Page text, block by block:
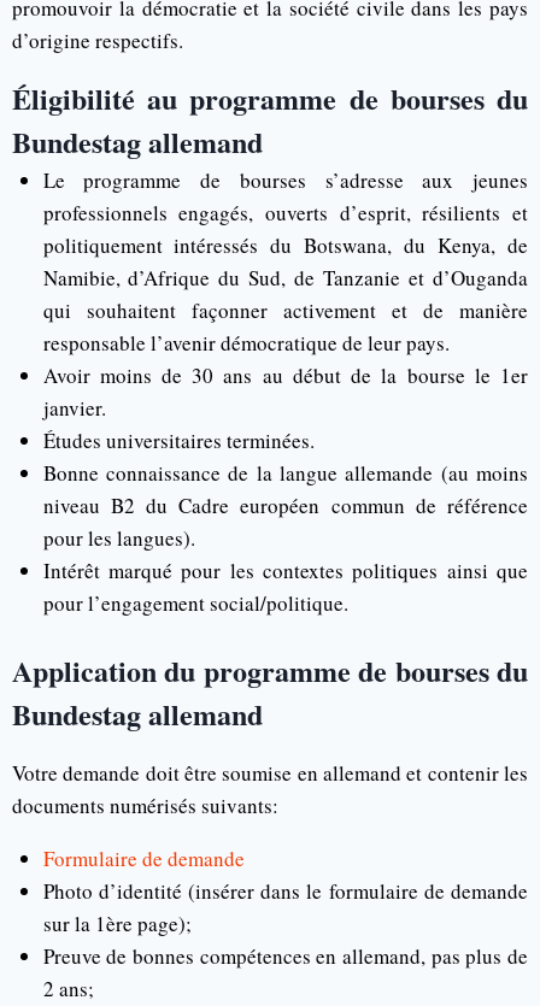
promouvoir la démocratie et la société civile dans les pays
d’origine respectifs.
Éligibilité au programme de bourses du
Bundestag allemand
Le programme de bourses s’adresse aux jeunes
professionnels engagés, ouverts d’esprit, résilients et
politiquement intéressés du Botswana, du Kenya, de
Namibie, d’Afrique du Sud, de Tanzanie et d’Ouganda
qui souhaitent façonner activement et de manière
responsable l’avenir démocratique de leur pays.
Avoir moins de 30 ans au début de la bourse le 1er
janvier.
Études universitaires terminées.
Bonne connaissance de la langue allemande (au moins
niveau B2 du Cadre européen commun de référence
pour les langues).
Intérêt marqué pour les contextes politiques ainsi que
pour l’engagement social/politique.
Application du programme de bourses du
Bundestag allemand
Votre demande doit être soumise en allemand et contenir les
documents numérisés suivants:
Formulaire de demande
Photo d’identité (insérer dans le formulaire de demande
sur la 1ère page);
Preuve de bonnes compétences en allemand, pas plus de
2 ans;